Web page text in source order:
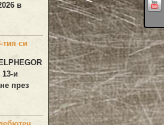
в
тия си
и
през